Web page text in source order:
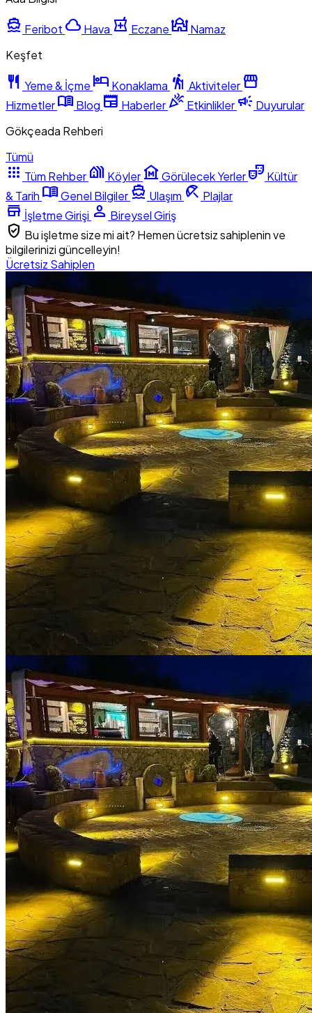
directions_boat Feribot cloud Hava local_pharmacy EczanemosqueNamaz
Keşfet
restaurant Yeme & İçme hotel Konaklama hiking Aktiviteler storefront
Hizmetlermenu_book Blog newspaper Haberler celebrationEtkinlikler campaign Duyurular
Gökçeada Rehberi
Tümü
apps Tüm Rehber holiday_village Köyler museum Görülecek Yerlertheater_comedy Kültür
& Tarih menu_bookGenel Bilgiler directions_boat Ulaşım beach_access Plajlar
store İşletme Girişi person Bireysel Giriş
verified_user Bu işletme size mi ait? Hemen ücretsiz sahiplenin ve
bilgilerinizi güncelleyin!
Ücretsiz Sahiplen